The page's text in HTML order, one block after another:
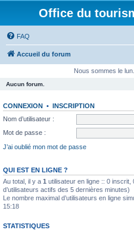
Office du
FAQ
Accueil du forum
Nous sommes le
Aucun forum.
CONNEXION • INSCRIPTION
Nom d’utilisateur :
Mot de passe :
J’ai oublié mon mot de passe
QUI EST EN LIGNE ?
Au total, il y a 1 utilisateur en ligne :: 0 inscrit,
d’utilisateurs actifs des 5 dernières minutes)
Le nombre maximal d’utilisateurs en ligne
15:18
STATISTIQUES